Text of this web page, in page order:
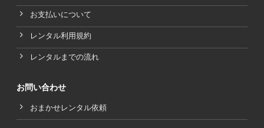
お支払いについて
レンタル利用規約
レンタルまでの流れ
お問い合わせ
おまかせレンタル依頼